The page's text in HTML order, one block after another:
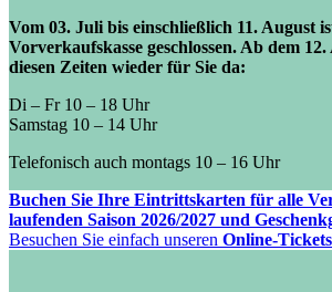
Vom 03. Juli bis einschließlich 11. August
Vorverkaufskasse geschlossen. Ab dem
diesen Zeiten wieder für Sie da:
Di – Fr 10 – 18 Uhr
Samstag 10 – 14 Uhr
Telefonisch auch montags 10 – 16 Uhr
Buchen Sie Ihre Eintrittskarten für alle
laufenden Saison 2026/2027 und
Besuchen Sie einfach unseren Online-